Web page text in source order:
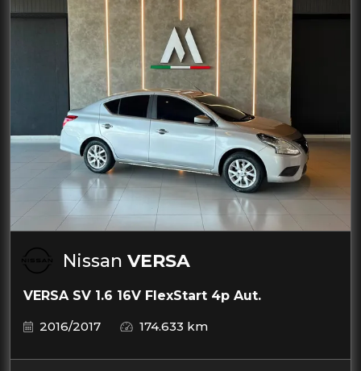
Nissan VERSA
VERSA SV 1.6 16V FlexStart 4p Aut.
2016/2017
174.633 km